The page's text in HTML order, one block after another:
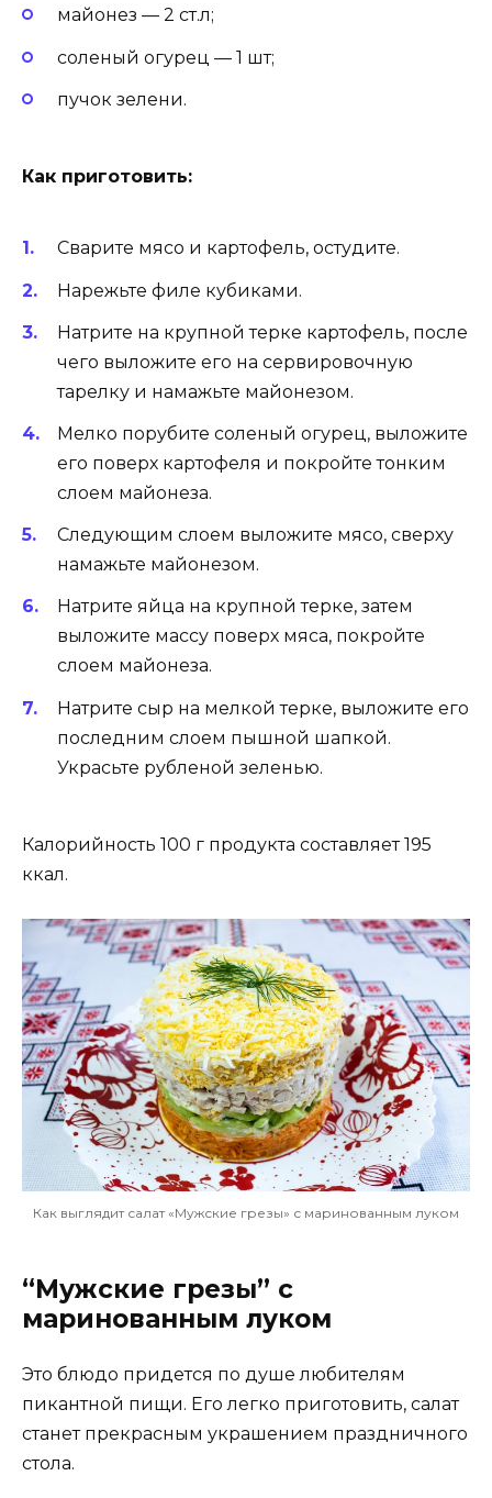
майонез — 2 ст.л;
соленый огурец — 1 шт;
пучок зелени.
Как приготовить:
Сварите мясо и картофель, остудите.
Нарежьте филе кубиками.
Натрите на крупной терке картофель, после
чего выложите его на сервировочную
тарелку и намажьте майонезом.
Мелко порубите соленый огурец, выложите
его поверх картофеля и покройте тонким
слоем майонеза.
Следующим слоем выложите мясо, сверху
намажьте майонезом.
Натрите яйца на крупной терке, затем
выложите массу поверх мяса, покройте
слоем майонеза.
Натрите сыр на мелкой терке, выложите его
последним слоем пышной шапкой.
Украсьте рубленой зеленью.
Калорийность 100 г продукта составляет 195
ккал.
Как выглядит салат «Мужские грезы» с маринованным луком
“Мужские грезы” с
маринованным луком
Это блюдо придется по душе любителям
пикантной пищи. Его легко приготовить, салат
станет прекрасным украшением праздничного
стола.